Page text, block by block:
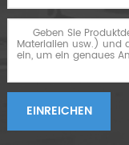
EINREICHEN